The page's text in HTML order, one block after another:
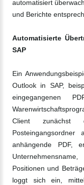
automatisiert
und Berichte
Automatisierte
SAP
Ein
Outlook in SAP,
eingegangenen
Client zunächst
anhängende PDF,
Positionen und
loggt sich ein,